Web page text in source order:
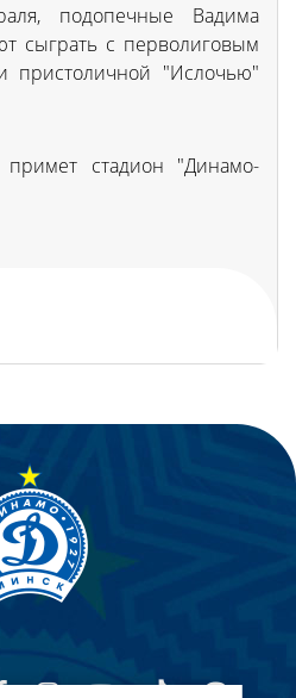
подопечные Вадима
сыграть с перволиговым
пристоличной "Ислочью"
примет стадион "Динамо-